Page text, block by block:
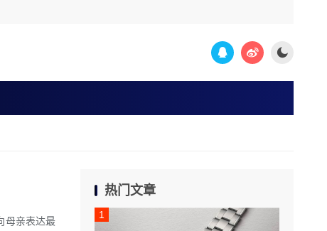
母亲表达最
热门文章